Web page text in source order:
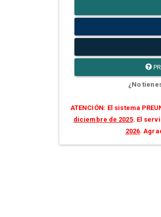
¿No
ATENCIÓN: El sistema
diciembre de 2025. El
2026.